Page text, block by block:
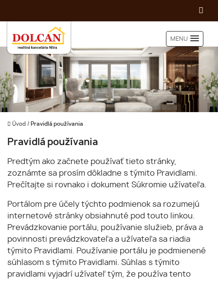
MENU
Úvod / Pravidlá používania
Pravidlá používania
Predtým ako začnete používať tieto stránky,
zoznámte sa prosím dôkladne s týmito Pravidlami.
Prečítajte si rovnako i dokument Súkromie užívateľa.
Portálom pre účely týchto podmienok sa rozumejú
internetové stránky obsiahnuté pod touto linkou.
Prevádzkovanie portálu, používanie služieb, práva a
povinnosti prevádzkovateľa a užívateľa sa riadia
týmito Pravidlami. Používanie portálu je podmienené
súhlasom s týmito Pravidlami. Súhlas s týmito
pravidlami vyjadrí užívateľ tým, že používa tento